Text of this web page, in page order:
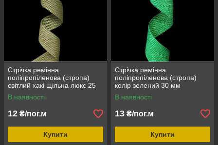
Стрічка ремінна
поліпропіленова (стропа)
світлий хакі щільна люкс 25
мм
В наявності
12 ₴/пог.м
Купити
Стрічка ремінна
поліпропіленова (стропа)
колір зелений 30 мм
В наявності
13 ₴/пог.м
Купити